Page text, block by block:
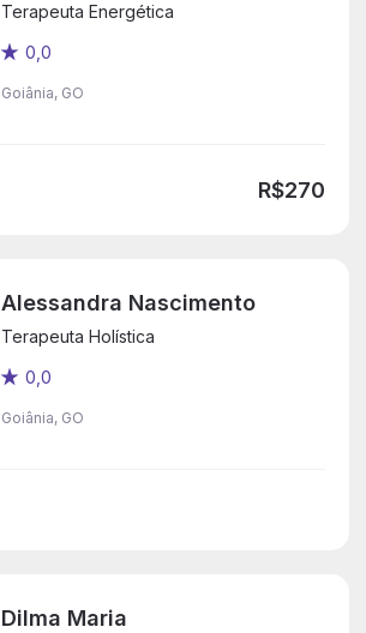
Terapeuta Energética
0,0
Goiânia, GO
R$270
Alessandra Nascimento
Terapeuta Holística
0,0
Goiânia, GO
Dilma Maria